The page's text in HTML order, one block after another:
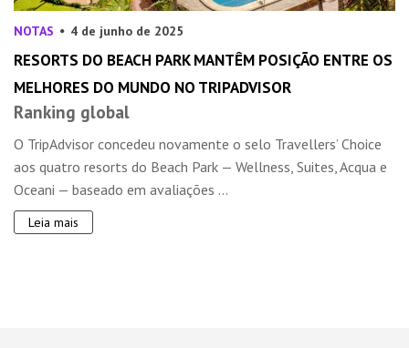
NOTAS 4 de junho de 2025
RESORTS DO BEACH PARK MANTÊM POSIÇÃO ENTRE OS
MELHORES DO MUNDO NO TRIPADVISOR
Ranking global
O TripAdvisor concedeu novamente o selo Travellers’ Choice
aos quatro resorts do Beach Park — Wellness, Suites, Acqua e
Oceani — baseado em avaliações ...
Leia mais